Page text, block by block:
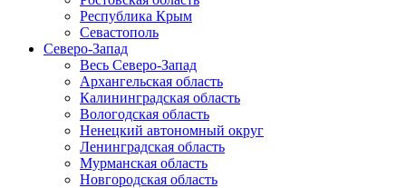
Республика Крым
Севастополь
Северо-Запад
Весь Северо-Запад
Архангельская область
Калининградская область
Вологодская область
Ненецкий автономный округ
Ленинградская область
Мурманская область
Новгородская область